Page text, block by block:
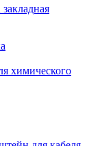
химического